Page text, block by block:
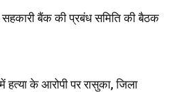
सहकारी बैंक की प्रबंध समिति की बैठक
में हत्या के आरोपी पर रासुका, जिला